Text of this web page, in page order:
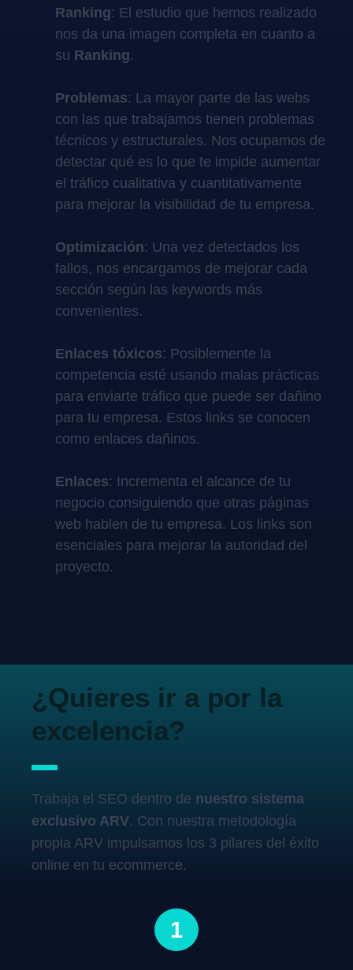
Ranking: El estudio que hemos realizado
nos da una imagen completa en cuanto a
su Ranking.
Problemas: La mayor parte de las webs
con las que trabajamos tienen problemas
técnicos y estructurales. Nos ocupamos de
detectar qué es lo que te impide aumentar
el tráfico cualitativa y cuantitativamente
para mejorar la visibilidad de tu empresa.
Optimización: Una vez detectados los
fallos, nos encargamos de mejorar cada
sección según las keywords más
convenientes.
Enlaces tóxicos: Posiblemente la
competencia esté usando malas prácticas
para enviarte tráfico que puede ser dañino
para tu empresa. Estos links se conocen
como enlaces dañinos.
Enlaces: Incrementa el alcance de tu
negocio consiguiendo que otras páginas
web hablen de tu empresa. Los links son
esenciales para mejorar la autoridad del
proyecto.
¿Quieres ir a por la
excelencia?
Trabaja el SEO dentro de nuestro sistema
exclusivo ARV. Con nuestra metodología
propia ARV impulsamos los 3 pilares del éxito
online en tu ecommerce.
1